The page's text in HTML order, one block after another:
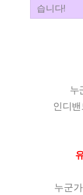
습니다!
누
인디
누군